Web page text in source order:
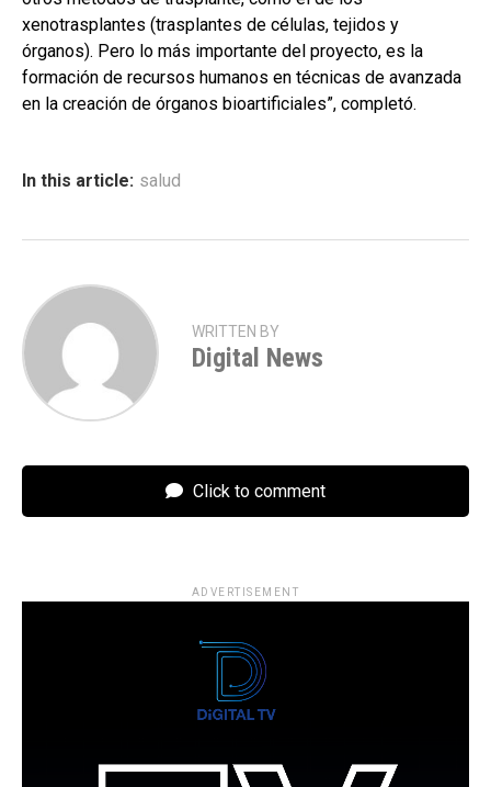
xenotrasplantes (trasplantes de células, tejidos y
órganos). Pero lo más importante del proyecto, es la
formación de recursos humanos en técnicas de avanzada
en la creación de órganos bioartificiales”, completó.
In this article: salud
WRITTEN BY
Digital News
Click to comment
ADVERTISEMENT